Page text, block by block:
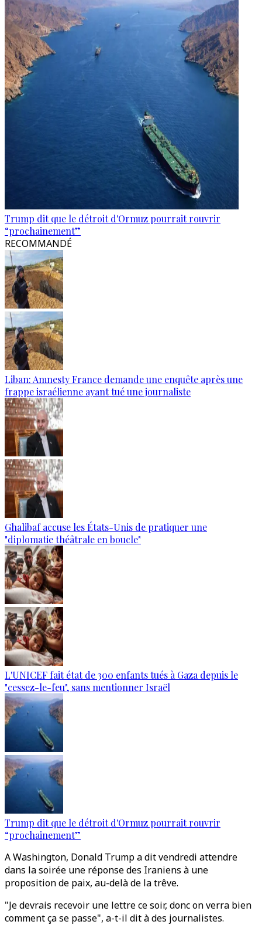
Trump dit que le détroit d'Ormuz pourrait rouvrir
“prochainement”
RECOMMANDÉ
Liban: Amnesty France demande une enquête après une
frappe israélienne ayant tué une journaliste
Ghalibaf accuse les États-Unis de pratiquer une
"diplomatie théâtrale en boucle"
L'UNICEF fait état de 300 enfants tués à Gaza depuis le
"cessez-le-feu", sans mentionner Israël
Trump dit que le détroit d'Ormuz pourrait rouvrir
“prochainement”
A Washington, Donald Trump a dit vendredi attendre
dans la soirée une réponse des Iraniens à une
proposition de paix, au-delà de la trêve.
"Je devrais recevoir une lettre ce soir, donc on verra bien
comment ça se passe", a-t-il dit à des journalistes.